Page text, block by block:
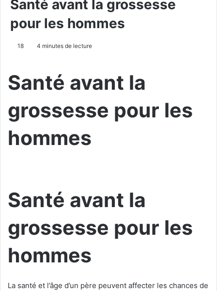
Santé avant la grossesse
pour les hommes
18 4 minutes de lecture
Santé avant la
grossesse pour les
hommes
Santé avant la
grossesse pour les
hommes
La santé et l’âge d’un père peuvent affecter les chances de